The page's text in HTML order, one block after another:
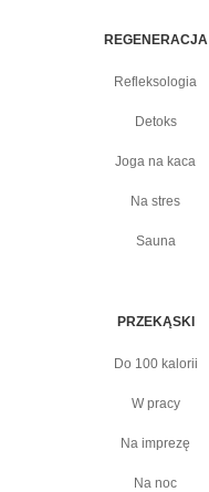
REGENERACJA
Refleksologia
Detoks
Joga na kaca
Na stres
Sauna
PRZEKĄSKI
Do 100 kalorii
W pracy
Na imprezę
Na noc